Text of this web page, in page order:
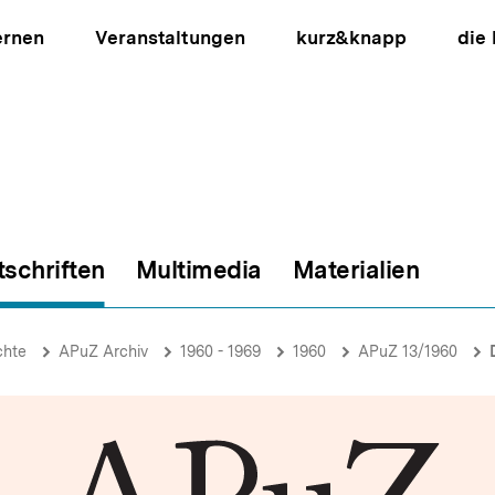
Veranstaltungen kurz&knapp die
Multimedia Materialien
APuZ Archiv 1960 - 1969 1960 APuZ 13/1960